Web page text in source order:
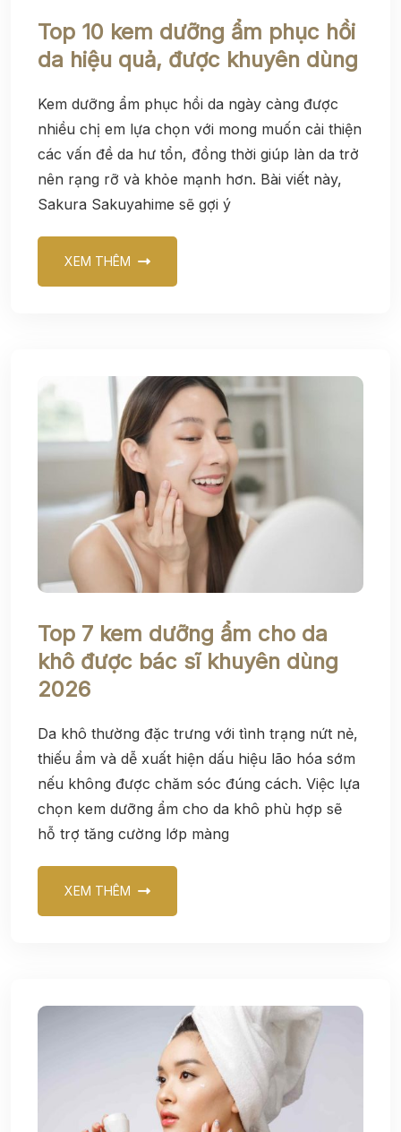
Top 10 kem dưỡng ẩm phục hồi
da hiệu quả, được khuyên dùng
Kem dưỡng ẩm phục hồi da ngày càng được
nhiều chị em lựa chọn với mong muốn cải thiện
các vấn đề da hư tổn, đồng thời giúp làn da trở
nên rạng rỡ và khỏe mạnh hơn. Bài viết này,
Sakura Sakuyahime sẽ gợi ý
XEM THÊM
Top 7 kem dưỡng ẩm cho da
khô được bác sĩ khuyên dùng
2026
Da khô thường đặc trưng với tình trạng nứt nẻ,
thiếu ẩm và dễ xuất hiện dấu hiệu lão hóa sớm
nếu không được chăm sóc đúng cách. Việc lựa
chọn kem dưỡng ẩm cho da khô phù hợp sẽ
hỗ trợ tăng cường lớp màng
XEM THÊM